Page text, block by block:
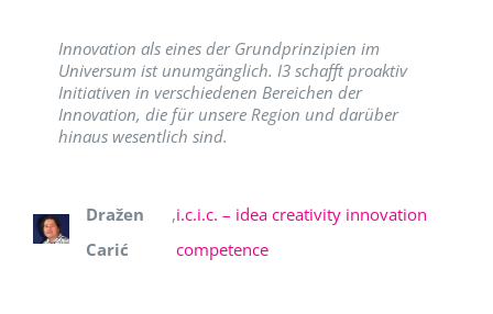
Innovation als eines der Grundprinzipien im
Universum ist unumgänglich. I3 schafft proaktiv
Initiativen in verschiedenen Bereichen der
Innovation, die für unsere Region und darüber
hinaus wesentlich sind.
Dražen
Carić
,i.c.i.c. – idea creativity innovation
competence